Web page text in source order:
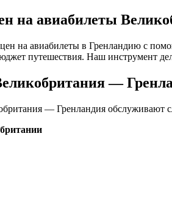
на авиабилеты
на авиабилеты в Гренландию с
путешествия. Наш инструмент
—
— Гренландия обслуживают